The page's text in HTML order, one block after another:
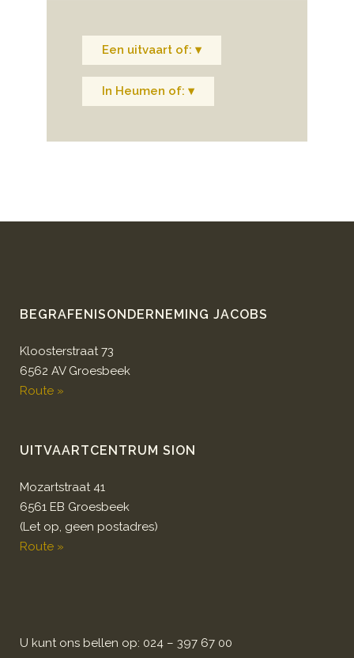
Een uitvaart of: ▾
In Heumen of: ▾
BEGRAFENISONDERNEMING JACOBS
Kloosterstraat 73
6562 AV Groesbeek
Route »
UITVAARTCENTRUM SION
Mozartstraat 41
6561 EB Groesbeek
(Let op, geen postadres)
Route »
U kunt ons bellen op: 024 – 397 67 00